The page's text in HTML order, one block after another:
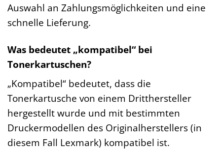
Auswahl an Zahlungsmöglichkeiten und eine
schnelle Lieferung.
Was bedeutet „kompatibel“ bei
Tonerkartuschen?
„Kompatibel“ bedeutet, dass die
Tonerkartusche von einem Dritthersteller
hergestellt wurde und mit bestimmten
Druckermodellen des Originalherstellers (in
diesem Fall Lexmark) kompatibel ist.